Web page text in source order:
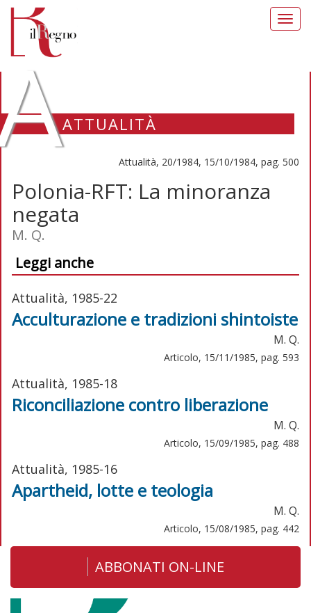
ATTUALITÀ
Attualità, 20/1984, 15/10/1984, pag. 500
Polonia-RFT: La minoranza
negata
M. Q.
Leggi anche
Attualità, 1985-22
Acculturazione e tradizioni shintoiste
M. Q.
Articolo, 15/11/1985, pag. 593
Attualità, 1985-18
Riconciliazione contro liberazione
M. Q.
Articolo, 15/09/1985, pag. 488
Attualità, 1985-16
Apartheid, lotte e teologia
M. Q.
Articolo, 15/08/1985, pag. 442
ABBONATI ON-LINE